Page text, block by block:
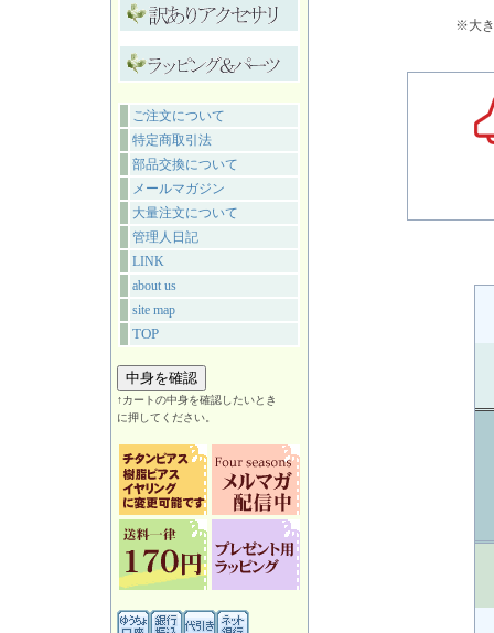
ご注文について
特定商取引法
部品交換について
メールマガジン
大量注文について
管理人日記
LINK
about us
site map
TOP
↑カートの中身を確認したいとき
に押してください。
※大き